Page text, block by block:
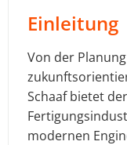
Einleitung
Von der
Schaaf bietet
modernen